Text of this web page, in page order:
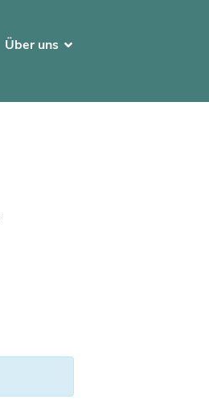
Über uns